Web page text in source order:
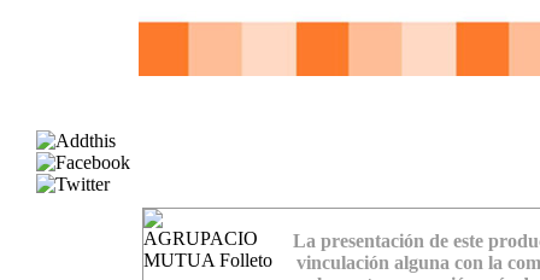
La presentación de este
vinculación alguna con la